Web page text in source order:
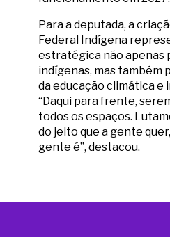
Para a deputada, a
Federal Indígena
estratégica não apenas
indígenas, mas
da educação climática e
“Daqui para frente,
todos os espaços.
do jeito que a gente
gente é”, destacou.